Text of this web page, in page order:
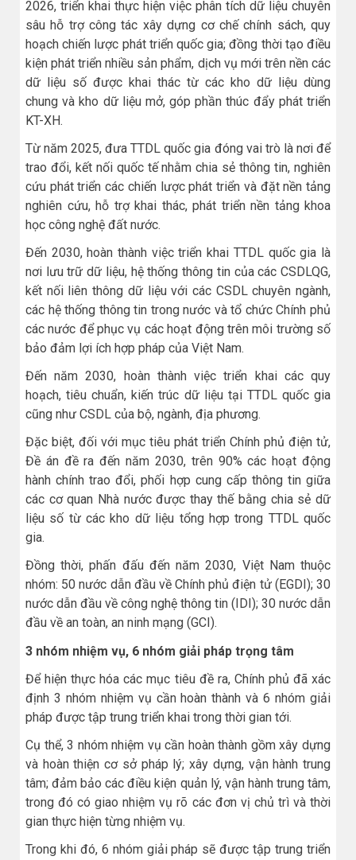
2026, triển khai thực hiện việc phân tích dữ liệu chuyên
sâu hỗ trợ công tác xây dựng cơ chế chính sách, quy
hoạch chiến lược phát triển quốc gia; đồng thời tạo điều
kiện phát triển nhiều sản phẩm, dịch vụ mới trên nền các
dữ liệu số được khai thác từ các kho dữ liệu dùng
chung và kho dữ liệu mở, góp phần thúc đẩy phát triển
KT-XH.
Từ năm 2025, đưa TTDL quốc gia đóng vai trò là nơi để
trao đổi, kết nối quốc tế nhằm chia sẻ thông tin, nghiên
cứu phát triển các chiến lược phát triển và đặt nền tảng
nghiên cứu, hỗ trợ khai thác, phát triển nền tảng khoa
học công nghệ đất nước.
Đến 2030, hoàn thành việc triển khai TTDL quốc gia là
nơi lưu trữ dữ liệu, hệ thống thông tin của các CSDLQG,
kết nối liên thông dữ liệu với các CSDL chuyên ngành,
các hệ thống thông tin trong nước và tổ chức Chính phủ
các nước để phục vụ các hoạt động trên môi trường số
bảo đảm lợi ích hợp pháp của Việt Nam.
Đến năm 2030, hoàn thành việc triển khai các quy
hoạch, tiêu chuẩn, kiến trúc dữ liệu tại TTDL quốc gia
cũng như CSDL của bộ, ngành, địa phương.
Đặc biệt, đối với mục tiêu phát triển Chính phủ điện tử,
Đề án đề ra đến năm 2030, trên 90% các hoạt động
hành chính trao đổi, phối hợp cung cấp thông tin giữa
các cơ quan Nhà nước được thay thế bằng chia sẻ dữ
liệu số từ các kho dữ liệu tổng hợp trong TTDL quốc
gia.
Đồng thời, phấn đấu đến năm 2030, Việt Nam thuộc
nhóm: 50 nước dẫn đầu về Chính phủ điện tử (EGDI); 30
nước dẫn đầu về công nghệ thông tin (IDI); 30 nước dẫn
đầu về an toàn, an ninh mạng (GCI).
3 nhóm nhiệm vụ, 6 nhóm giải pháp trọng tâm
Để hiện thực hóa các mục tiêu đề ra, Chính phủ đã xác
định 3 nhóm nhiệm vụ cần hoàn thành và 6 nhóm giải
pháp được tập trung triển khai trong thời gian tới.
Cụ thể, 3 nhóm nhiệm vụ cần hoàn thành gồm xây dựng
và hoàn thiện cơ sở pháp lý; xây dựng, vận hành trung
tâm; đảm bảo các điều kiện quản lý, vận hành trung tâm,
trong đó có giao nhiệm vụ rõ các đơn vị chủ trì và thời
gian thực hiện từng nhiệm vụ.
Trong khi đó, 6 nhóm giải pháp sẽ được tập trung triển